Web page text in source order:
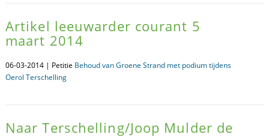
Artikel leeuwarder courant 5
maart 2014
06-03-2014 | Petitie Behoud van Groene Strand met podium tijdens
Oerol Terschelling
Naar Terschelling/Joop Mulder de